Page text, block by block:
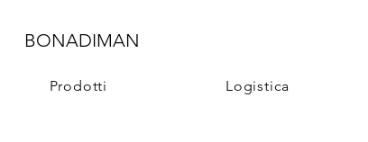
BONADIMAN
Prodotti Logistica